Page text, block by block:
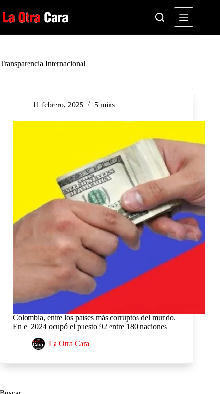
al
contenido
Transparencia Internacional
11 febrero, 2025 5 mins
Colombia, entre los países más corruptos del mundo.
En el 2024 ocupó el puesto 92 entre 180 naciones
La Otra Cara